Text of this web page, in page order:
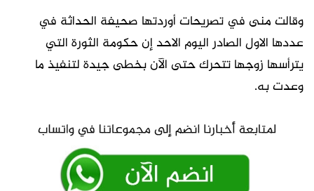
وقالت منى في تصريحات أوردتها صحيفة الحداثة في
عددها الاول الصادر اليوم الاحد إن حكومة الثورة التي
يترأسها زوجها تتحرك حتى الآن بخطى جيدة لتنفيذ ما
وعدت به.